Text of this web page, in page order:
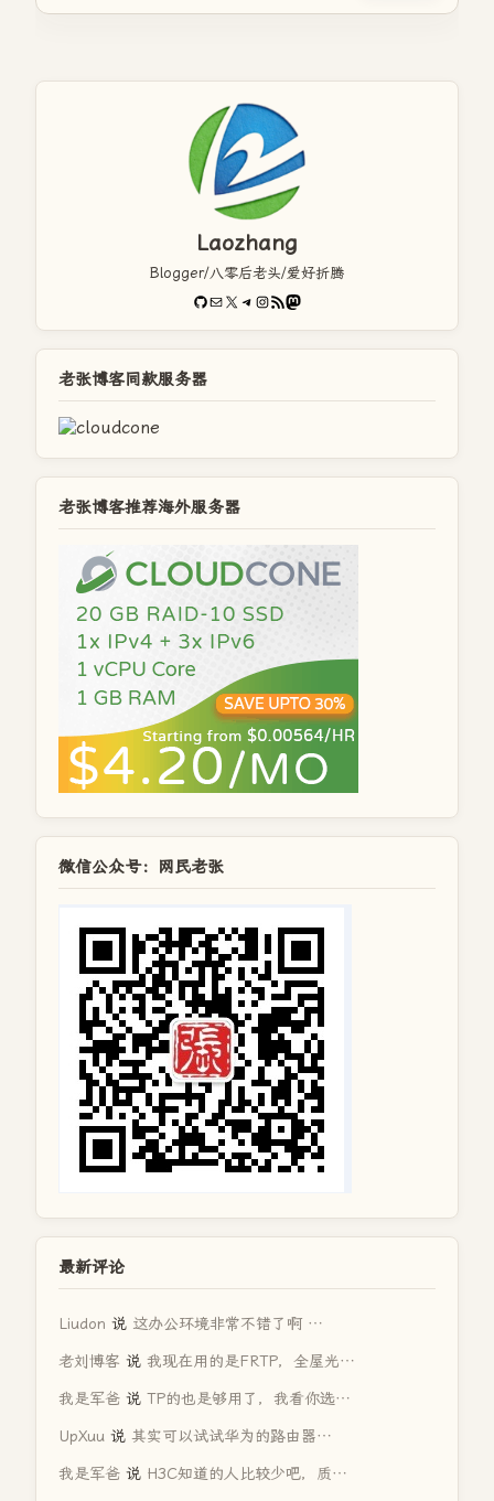
Laozhang
Blogger/八零后老头/爱好折腾
GitHub
电子邮件X Telegram
Instagram
RSS FeedMastodon
老张博客同款服务器
老张博客推荐海外服务器
微信公众号：网民老张
最新评论
Liudon 说 这办公环境非常不错了啊 …
老刘博客 说 我现在用的是FRTP，全屋光…
我是军爸 说 TP的也是够用了，我看你选…
UpXuu 说 其实可以试试华为的路由器…
我是军爸 说 H3C知道的人比较少吧，质…